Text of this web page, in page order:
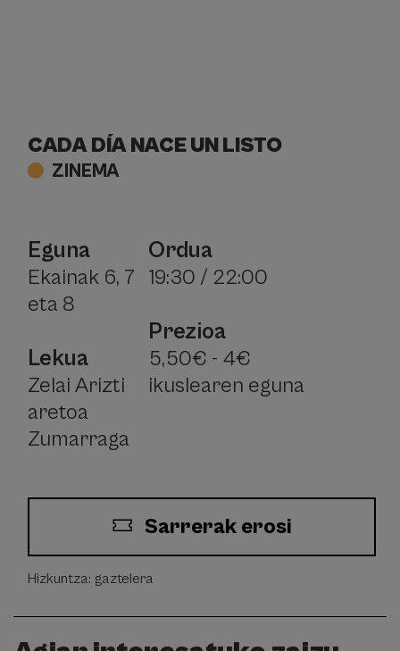
CADA DÍA NACE UN LISTO
ZINEMA
Eguna
Ekainak 6, 7
eta 8
Lekua
Zelai Arizti
aretoa
Zumarraga
Ordua
19:30 / 22:00
Prezioa
5,50€ - 4€
ikuslearen eguna
Sarrerak erosi
Hizkuntza: gaztelera